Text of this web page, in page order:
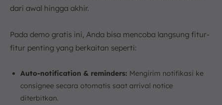
dari awal hingga akhir.
Pada demo gratis ini, Anda bisa mencoba langsung fitur-
fitur penting yang berkaitan seperti:
Auto-notification & reminders: Mengirim notifikasi ke
consignee secara otomatis saat arrival notice
diterbitkan.